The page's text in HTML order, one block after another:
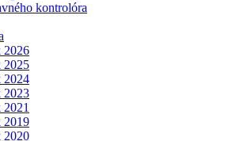
kontrolóra
2026
2025
2024
2023
2019
2020